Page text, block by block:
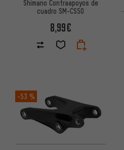
Shimano Contraapoyos de
cuadro SM-CS50
8,99€
-53 %